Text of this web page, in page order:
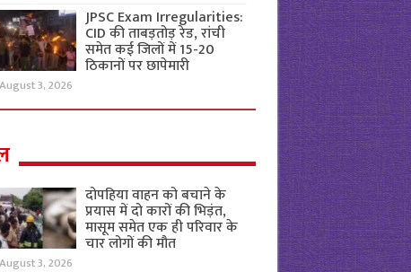
JPSC Exam Irregularities:
CID की ताबड़तोड़ रेड, रांची
समेत कई जिलों में 15-20
ठिकानों पर छापेमारी
August 3, 2026
दोपहिया वाहन को बचाने के
प्रयास में दो कारों की भिड़ंत,
मासूम समेत एक ही परिवार के
चार लोगों की मौत
August 3, 2026